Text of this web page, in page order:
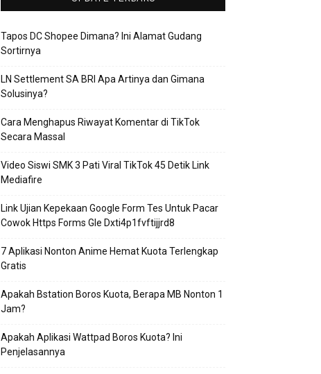
Tapos DC Shopee Dimana? Ini Alamat Gudang
Sortirnya
LN Settlement SA BRI Apa Artinya dan Gimana
Solusinya?
Cara Menghapus Riwayat Komentar di TikTok
Secara Massal
Video Siswi SMK 3 Pati Viral TikTok 45 Detik Link
Mediafire
Link Ujian Kepekaan Google Form Tes Untuk Pacar
Cowok Https Forms Gle Dxti4p1fvftijjrd8
7 Aplikasi Nonton Anime Hemat Kuota Terlengkap
Gratis
Apakah Bstation Boros Kuota, Berapa MB Nonton 1
Jam?
Apakah Aplikasi Wattpad Boros Kuota? Ini
Penjelasannya